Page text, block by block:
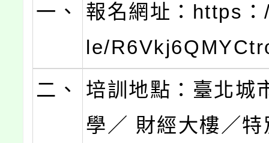
一、
報名網址：https
le/
二、
培訓地點：臺北城
學／ 財經大樓／